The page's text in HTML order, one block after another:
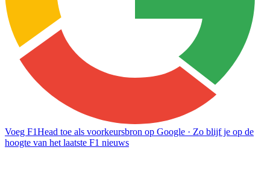
Voeg F1Head toe als voorkeursbron op Google · Zo blijf je op de
hoogte van het laatste F1 nieuws